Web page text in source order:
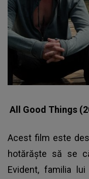
All Good Things
Acest film este
hotărăşte să se
Evident, familia